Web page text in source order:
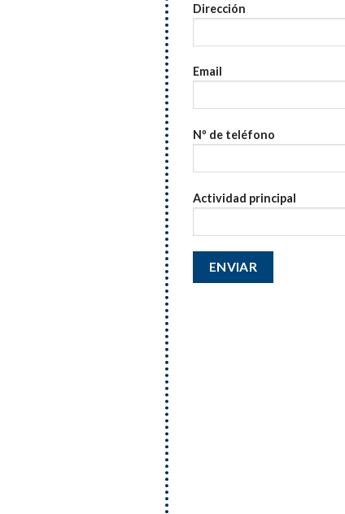
Dirección
Email
Nº de teléfono
Actividad principal